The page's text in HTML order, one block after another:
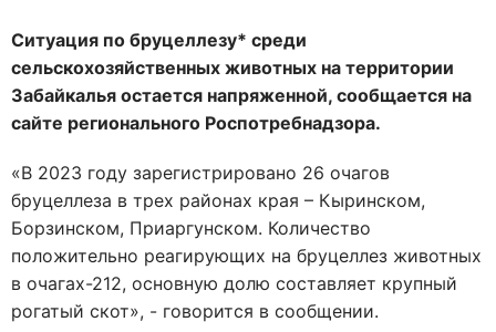
Ситуация по бруцеллезу* среди
сельскохозяйственных животных на территории
Забайкалья остается напряженной, сообщается на
сайте регионального Роспотребнадзора.
«В 2023 году зарегистрировано 26 очагов
бруцеллеза в трех районах края – Кыринском,
Борзинском, Приаргунском. Количество
положительно реагирующих на бруцеллез животных
в очагах-212, основную долю составляет крупный
рогатый скот», - говорится в сообщении.